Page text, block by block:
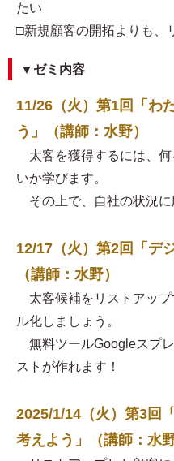
たい
□新規顧客の開拓よりも、
▼ゼミ内容
11/26（火）第1回「わ
う」（講師：水野）
太客を獲得するには、何
いか学びます。
その上で、自社の状況に
12/17（火）第2回「デ
（講師：水野）
太客候補をリストアップ
ル化しましょう。
無料ツールGoogleスプ
ストが作れます！
2025/1/14（火）第3回
考えよう」（講師：水野